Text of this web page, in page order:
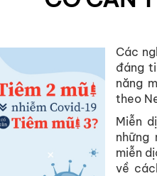
Các
đáng
năng
theo
Miễn
những
miễn
về